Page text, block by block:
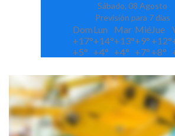
Sábado, 08 Agosto
Previsión para 7 días
DomLun Mar MiéJue
+17°+14°+13°+9° +12°
+5° +4° +4° +7° +8°